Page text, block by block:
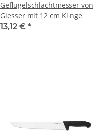
Geflügelschlachtmesser von
Giesser mit 12 cm Klinge
13,12 € *